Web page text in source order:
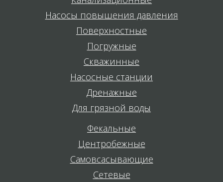
Насосы повышения давления
Поверхностные
Погружные
Скважинные
Насосные станции
Дренажные
Для грязной воды
Фекальные
Центробежные
Самовсасывающие
Сетевые